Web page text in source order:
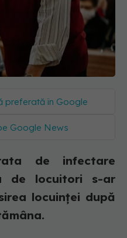
preferată în Google
Google News
de infectare
de locuitori s-ar
locuinței după